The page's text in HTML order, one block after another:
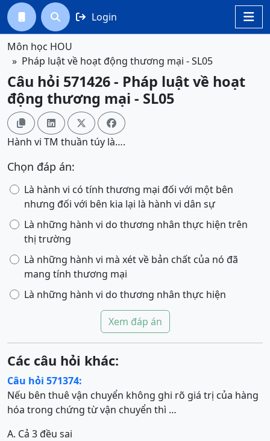

  Login
Môn học HOU
Pháp luật về hoạt động thương mại - SL05
Câu hỏi 571426 - Pháp luật về hoạt
động thương mại - SL05
   
Hành vi TM thuần túy là….
Chọn đáp án:
Là hành vi có tính thương mại đối với một bên
nhưng đối với bên kia lại là hành vi dân sự
Là những hành vi do thương nhân thực hiện trên
thị trường
Là những hành vi mà xét về bản chất của nó đã
mang tính thương mại
Là những hành vi do thương nhân thực hiện
Xem đáp án
Các câu hỏi khác:
Câu hỏi 571374:
Nếu bên thuê vận chuyển không ghi rõ giá trị của hàng
hóa trong chứng từ vận chuyển thì …
A. Cả 3 đều sai